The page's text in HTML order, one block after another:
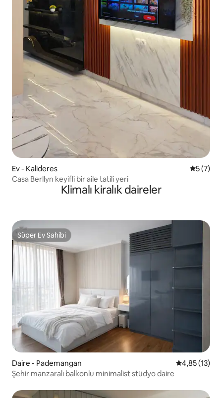
Ev - Kalideres 55 (7)
Casa Berllyn keyifli bir aile tatili yeri
Klimalı kiralık daireler
Süper Ev Sahibi
Süper Ev Sahibi
Daire - Pademangan 5 üzerinden
4,85 (13)
Şehir manzaralı balkonlu minimalist stüdyo daire